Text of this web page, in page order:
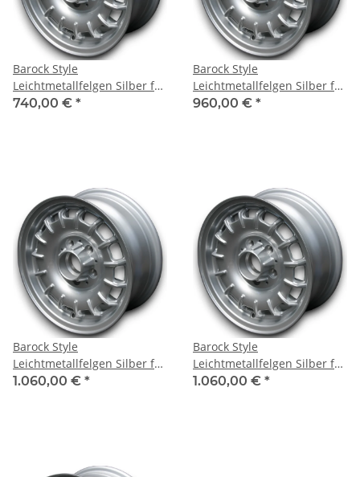
Barock Style
Leichtmetallfelgen Silber für
Mercedes W109 6x14 ET 30
740,00 € *
Barock Style
Leichtmetallfelgen Silber für
Mercedes W109 7x15 ET 23
960,00 € *
Barock Style
Leichtmetallfelgen Silber für
Mercedes W109 7x16 ET 23
1.060,00 € *
Barock Style
Leichtmetallfelgen Silber für
Mercedes W109 7x16 ET 23
1.060,00 € *